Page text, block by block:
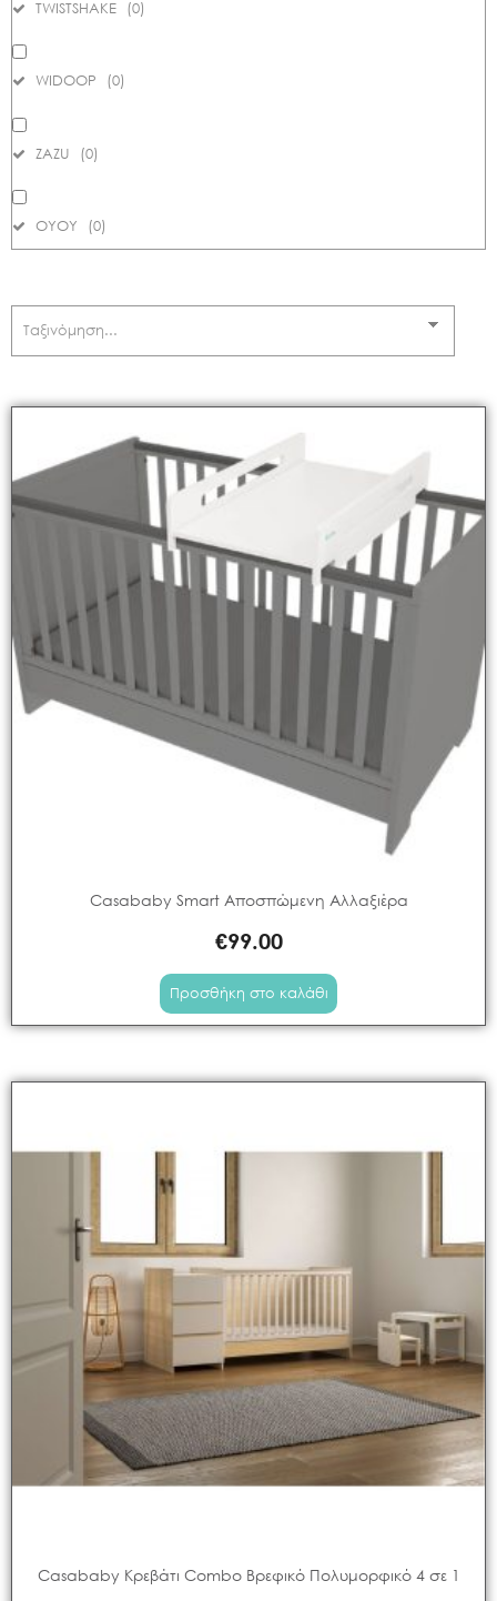
TWISTSHAKE (0)
WIDOOP (0)
ZAZU (0)
ΟΥΟΥ (0)
Casababy Smart Αποσπώμενη Αλλαξιέρα
€99.00
Προσθήκη στο καλάθι
Casababy Κρεβάτι Combo Βρεφικό Πολυμορφικό 4 σε 1